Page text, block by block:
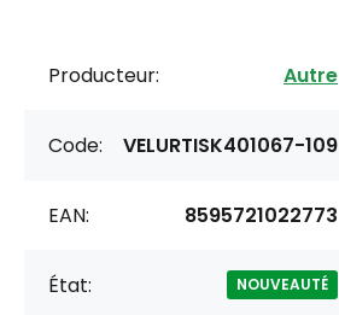
Producteur: Autre
Code: VELURTISK401067-109
EAN: 8595721022773
État: NOUVEAUTÉ